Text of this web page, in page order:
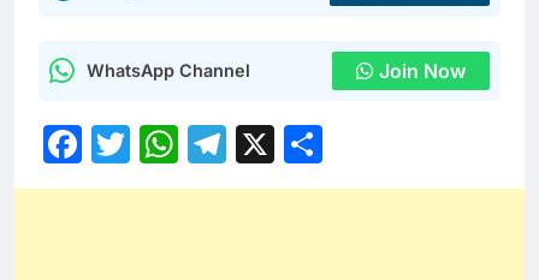
WhatsApp Channel Join Now
Facebook
Twitter
WhatsApp
Telegram
X